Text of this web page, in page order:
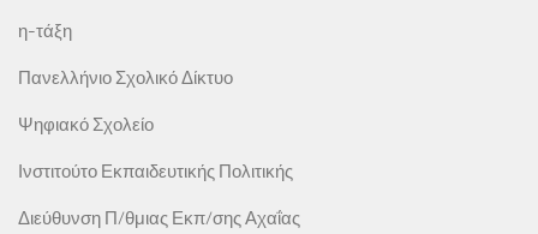
η-τάξη
Πανελλήνιο Σχολικό Δίκτυο
Ψηφιακό Σχολείο
Ινστιτούτο Εκπαιδευτικής Πολιτικής
Διεύθυνση Π/θμιας Εκπ/σης Αχαΐας